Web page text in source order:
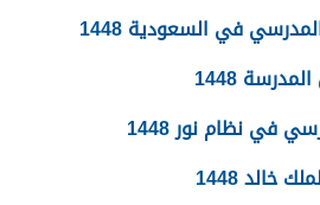
في السعودية 1448
1448
في نظام نور 1448
1448